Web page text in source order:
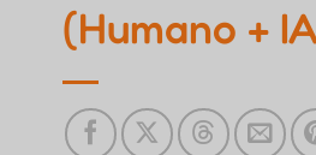
(Humano +